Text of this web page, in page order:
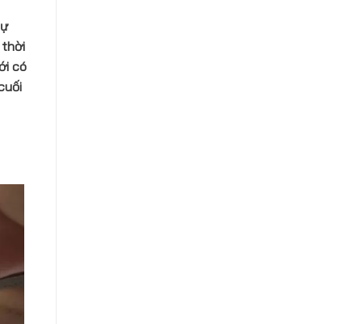
thời
có